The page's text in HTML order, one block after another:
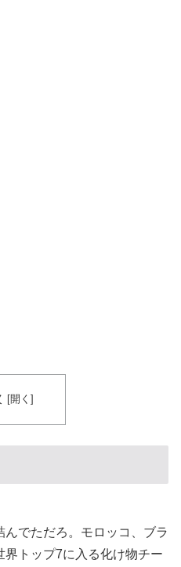
でただろ。モロッコ、ブラ
界トップ7に入る化け物チー